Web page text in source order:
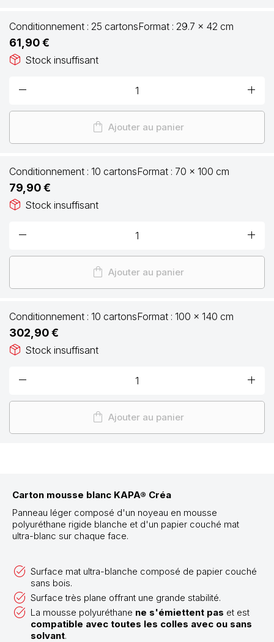
Conditionnement : 25 cartonsFormat : 29.7 x 42 cm
61,90 €
package_2 Stock insuffisant
remove add
shopping_bag Ajouter au panier
Conditionnement : 10 cartonsFormat : 70 x 100 cm
79,90 €
package_2 Stock insuffisant
remove add
shopping_bag Ajouter au panier
Conditionnement : 10 cartonsFormat : 100 x 140 cm
302,90 €
package_2 Stock insuffisant
remove add
shopping_bag Ajouter au panier
Carton mousse blanc KAPA® Créa
Panneau léger composé d'un noyeau en mousse
polyuréthane rigide blanche et d'un papier couché mat
ultra-blanc sur chaque face.
Surface mat ultra-blanche composé de papier couché
sans bois.
Surface très plane offrant une grande stabilité.
La mousse polyuréthane ne s'émiettent pas et est
compatible avec toutes les colles avec ou sans
solvant.